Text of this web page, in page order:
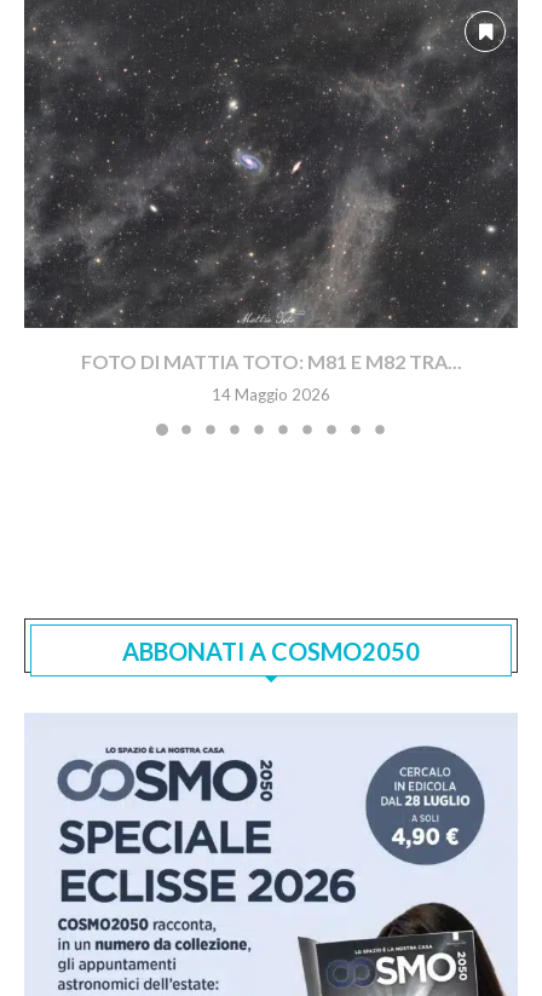
FOTO DI MATTIA TOTO: M81 E M82 TRA...
14 Maggio 2026
ABBONATI A COSMO2050